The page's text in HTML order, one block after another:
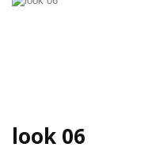
look 06